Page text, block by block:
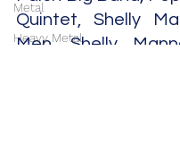
Metal
Heavy Metal
Quintet, Shelly
Men, Shelly